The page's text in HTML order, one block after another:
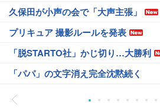
久保田が小声の会で「大声主張」
プリキュア 撮影ルールを発表
「脱STARTO社」かじ切り…大勝利
「パパ」の文字消え完全沈黙続く